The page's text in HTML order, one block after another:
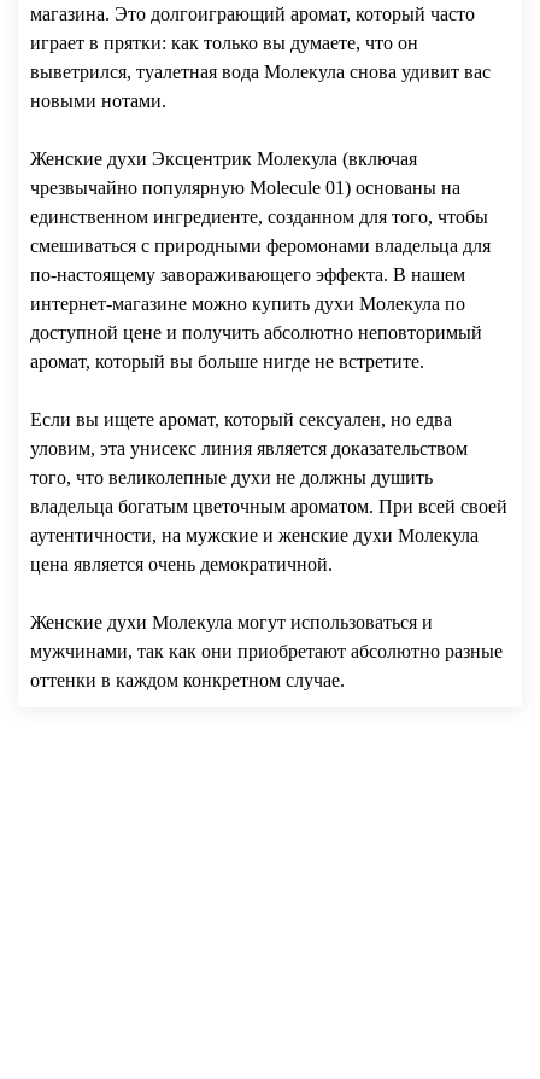
магазина. Это долгоиграющий аромат, который часто
играет в прятки: как только вы думаете, что он
выветрился, туалетная вода Молекула снова удивит вас
новыми нотами.
Женские духи Эксцентрик Молекула (включая
чрезвычайно популярную Molecule 01) основаны на
единственном ингредиенте, созданном для того, чтобы
смешиваться с природными феромонами владельца для
по-настоящему завораживающего эффекта. В нашем
интернет-магазине можно купить духи Молекула по
доступной цене и получить абсолютно неповторимый
аромат, который вы больше нигде не встретите.
Если вы ищете аромат, который сексуален, но едва
уловим, эта унисекс линия является доказательством
того, что великолепные духи не должны душить
владельца богатым цветочным ароматом. При всей своей
аутентичности, на мужские и женские духи Молекула
цена является очень демократичной.
Женские духи Молекула могут использоваться и
мужчинами, так как они приобретают абсолютно разные
оттенки в каждом конкретном случае.